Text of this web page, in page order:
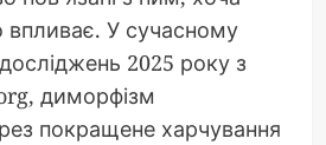
впливає. У сучасному
2025 року з
диморфізм
покращене харчування